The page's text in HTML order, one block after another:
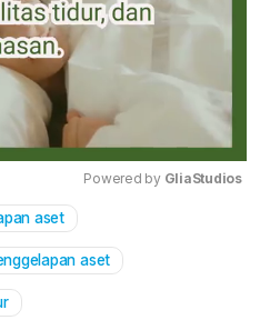
Powered by GliaStudios
aset
aset